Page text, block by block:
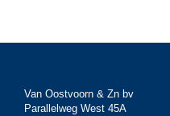
Van Oostvoorn & Zn bv
Parallelweg West 45A